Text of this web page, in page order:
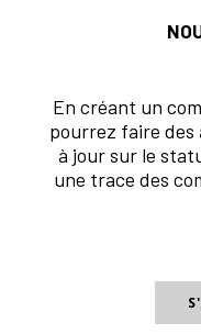
En créant un
pourrez faire
à jour sur le
une trace des